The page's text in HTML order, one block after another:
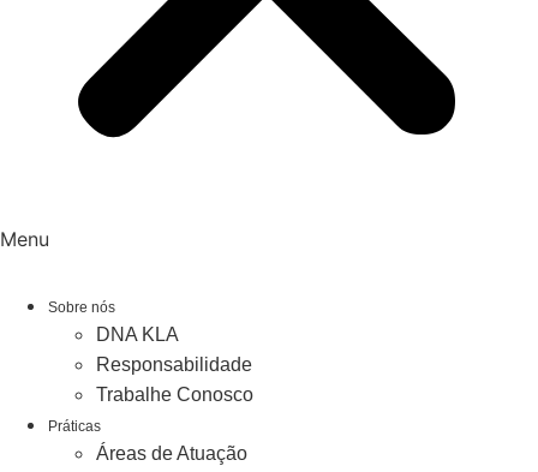
Menu
Sobre nós
DNA KLA
Responsabilidade
Trabalhe Conosco
Práticas
Áreas de Atuação